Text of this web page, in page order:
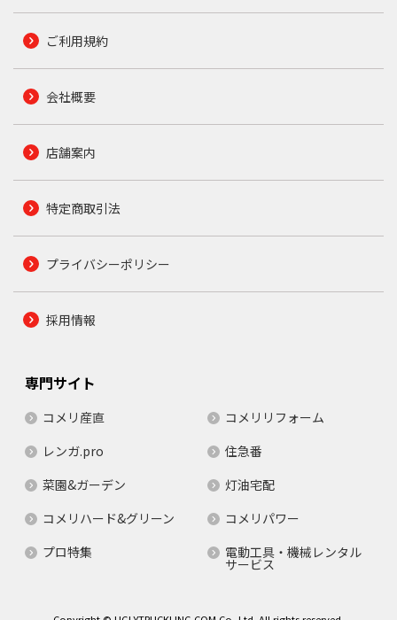
ご利用規約
会社概要
店舗案内
特定商取引法
プライバシーポリシー
採用情報
専門サイト
コメリ産直
コメリリフォーム
レンガ.pro
住急番
菜園&ガーデン
灯油宅配
コメリハード&グリーン
コメリパワー
プロ特集
電動工具・機械レンタル
サービス